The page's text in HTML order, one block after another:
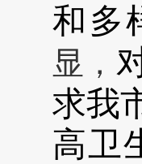
和多
显，
求我
高卫